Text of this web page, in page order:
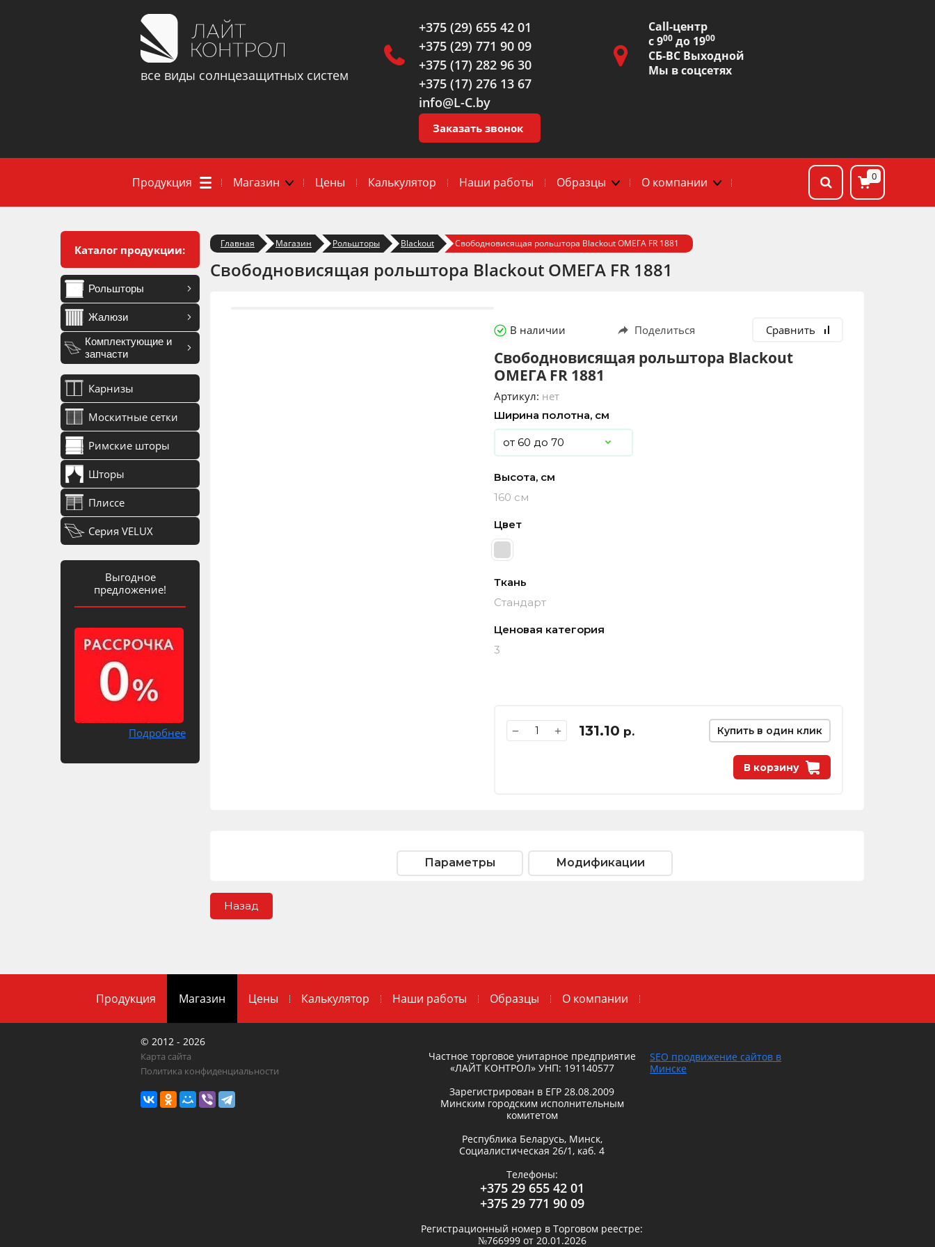
все виды солнцезащитных систем
+375 (29) 655 42 01
+375 (29) 771 90 09
+375 (17) 282 96 30
+375 (17) 276 13 67
info@L-C.by
Заказать звонок
Сall-центр
с 900 до 1900
СБ-ВС Выходной
Мы в соцсетях
Продукция Магазин Цены Калькулятор Наши работы Образцы О компании 0
Каталог продукции:
Рольшторы
Жалюзи
Комплектующие и
запчасти
Карнизы
Москитные сетки
Римские шторы
Шторы
Плиссе
Серия VELUX
Выгодное
предложение!
Подробнее
Главная Магазин Рольшторы Blackout Свободновисящая рольштора Blackout ОМЕГА FR 1881
Свободновисящая рольштора Blackout ОМЕГА FR 1881
В наличии Поделиться Сравнить
Свободновисящая рольштора Blackout
ОМЕГА FR 1881
Артикул: нет
Ширина полотна, см
Высота, см
160 см
Цвет
Ткань
Стандарт
Ценовая категория
3
− + 131.10 р.
В корзину
Купить в один клик
Параметры Модификации
Назад
Продукция Магазин Цены Калькулятор Наши работы Образцы О компании
© 2012 - 2026
Карта сайта
Политика конфиденциальности
Частное торговое унитарное предприятие
«ЛАЙТ КОНТРОЛ» УНП: 191140577
Зарегистрирован в ЕГР 28.08.2009
Минским городским исполнительным
комитетом
Республика Беларусь,Минск,
Социалистическая 26/1, каб. 4
Телефоны:
+375 29 655 42 01
+375 29 771 90 09
Регистрационный номер в Торговом реестре:
№766999 от 20.01.2026
SEO продвижение сайтов в
Минске